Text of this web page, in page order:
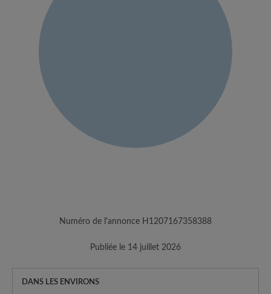
Numéro de l'annonce H1207167358388
Publiée le 14 juillet 2026
DANS LES ENVIRONS